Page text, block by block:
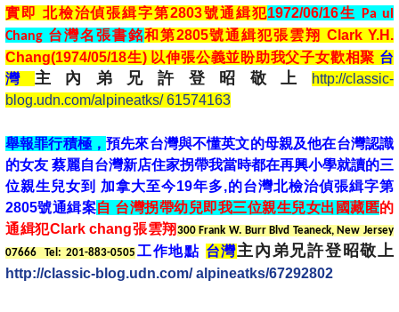
實即 北檢治偵張緝字第2803號通緝犯1972/06/16生Pa ul
Chang 台灣名張書銘和第2805號通緝犯張雲翔 Clark Y.H.
Chang(1974/05/18生) 以伸張公義並盼助我父子女歡相聚 台
灣 主內弟兄許登昭敬上
http://classic-
blog.udn.com/alpineatks/ 61574163
舉報罪行積極，預先來台灣與不懂英文的母親及他在台灣認識
的女友 蔡麗自台灣新店住家拐帶我當時都在再興小學就讀的三
位親生兒女到 加拿大至今19年多,的台灣北檢治偵張緝字第
2805號通緝案自 台灣拐帶幼兒即我三位親生兒女出國藏匿的
通緝犯Clark chang張雲翔 300 Frank W. Burr Blvd Teaneck, New Jersey
07666 Tel: 201-883-0505 工作地點 台灣主內弟兄許登昭敬上
http://classic-blog.udn.com/ alpineatks/67292802